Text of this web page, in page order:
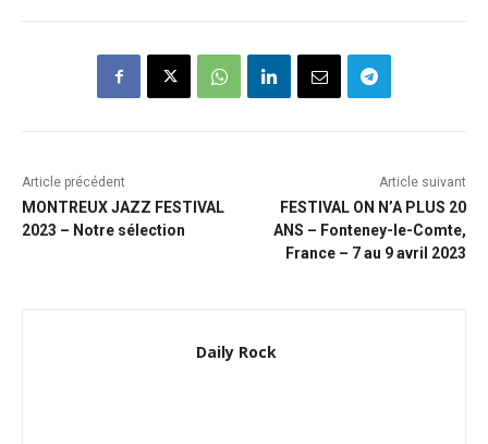
Article précédent
MONTREUX JAZZ FESTIVAL
2023 – Notre sélection
Article suivant
FESTIVAL ON N’A PLUS 20
ANS – Fonteney-le-Comte,
France – 7 au 9 avril 2023
Daily Rock